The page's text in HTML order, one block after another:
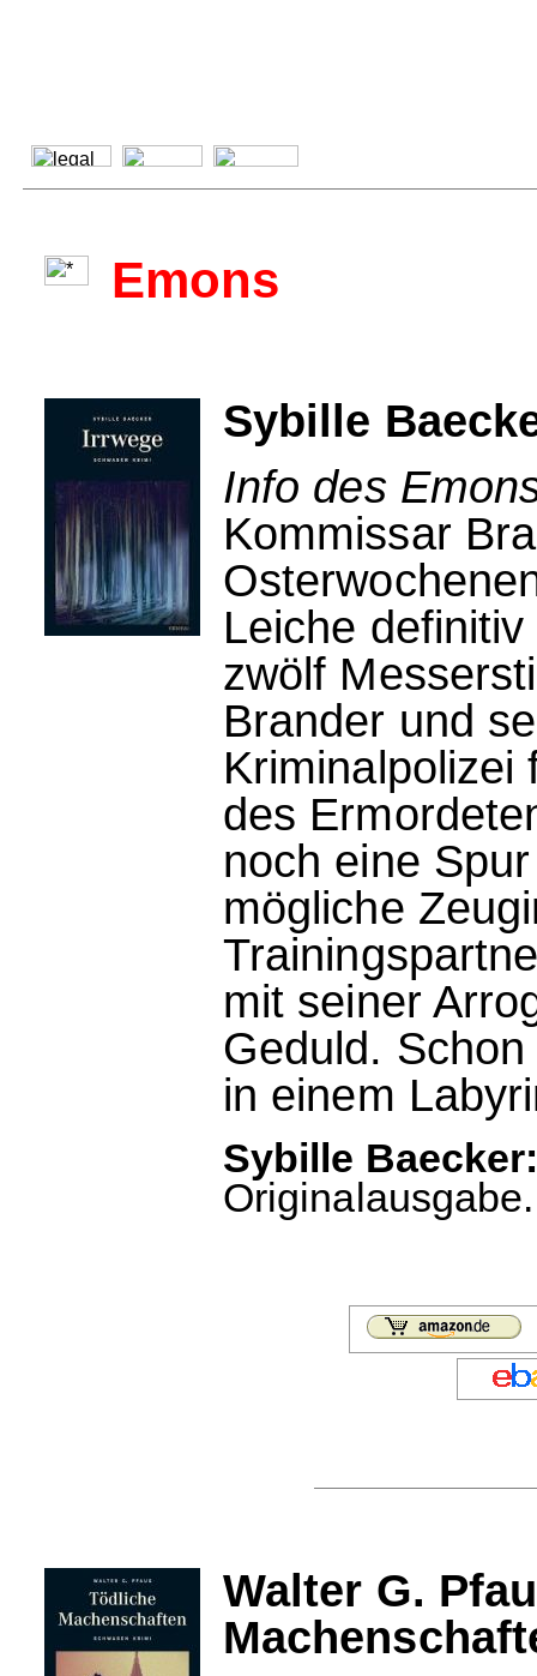
Emons
Sybille
Info des
Kommissar
Leiche
zwölf
Brander und
Kriminalpolizei
des
noch eine
mögliche
mit seiner
Geduld.
in einem
Sybille
Walter G.